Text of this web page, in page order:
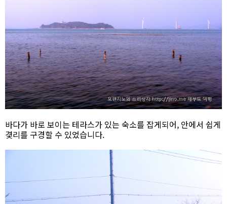
바다가 바로 보이는 테라스가 있는 숙소를 잡게되어, 안에서 쉽게
겿리를 구경할 수 있었습니다.